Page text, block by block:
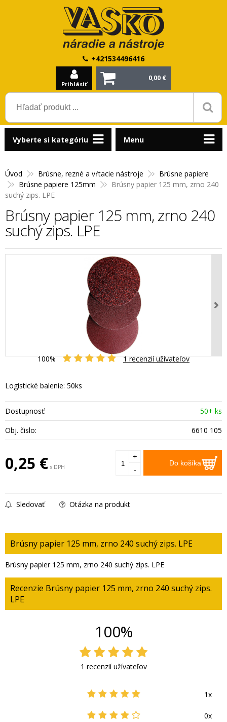
+421534496416
Prihlásiť
0,00 €
Úvod Brúsne, rezné a vŕtacie nástroje
Brúsne papiere
Brúsne papiere 125mm
Brúsny papier 125 mm, zrno 240
suchý zips. LPE
Brúsny papier 125 mm, zrno 240
suchý zips. LPE
100% 1recenzií užívateľov
Logistické balenie: 50ks
Dostupnosť:
50+ ks
Obj. čislo:
6610 105
0,25 € s DPH Do košíka
+
-
Sledovať Otázka na produkt
Brúsny papier 125 mm, zrno 240 suchý zips. LPE
Brúsny papier 125 mm, zrno 240 suchý zips. LPE
Recenzie Brúsny papier 125 mm, zrno 240 suchý zips.
LPE
100%
1 recenzií užívateľov
1x
0x
Vyberte si kategóriu Menu